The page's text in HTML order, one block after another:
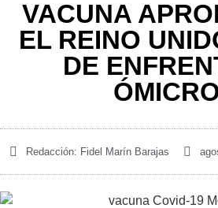
VACUNA
EL REINO
DE
Redacción: Fidel Marín Barajas